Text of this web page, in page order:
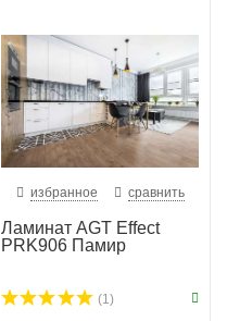
избранное сравнить
Ламинат AGT Effect
PRK906 Памир
(1)